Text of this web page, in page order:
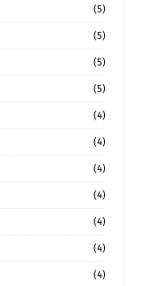
(5)
(5)
(5)
(5)
(4)
(4)
(4)
(4)
(4)
(4)
(4)